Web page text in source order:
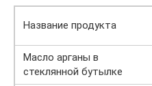
Название продукта
Масло арганы в
стеклянной бутылке